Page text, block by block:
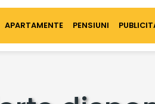
APARTAMENTE PENSIUNI